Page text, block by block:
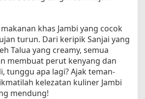
khas Jambi yang cocok
turun. Dari keripik Sanjai yang
Talua yang creamy, semua
membuat perut kenyang dan
tunggu apa lagi? Ajak teman-
kelezatan kuliner Jambi
mendung!